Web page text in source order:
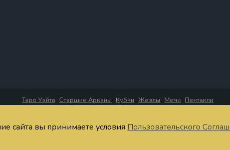
Таро Уэйта Старшие Арканы Кубки Жезлы Мечи Пентакли
связь Публичная оферта Пользовательское соглашение
сайта вы принимаете условия Пользовательского